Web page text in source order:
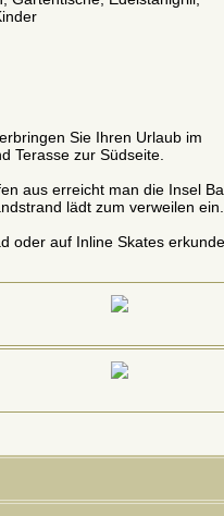
Sie Ihren Urlaub im
Terasse zur Südseite.
aus erreicht man die Insel
lädt zum verweilen ein.
oder auf Inline Skates